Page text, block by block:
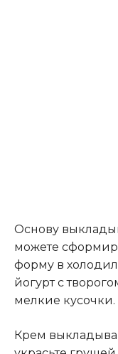
Основу
можете
форму в
йогурт с
мелкие кусочки.
Крем